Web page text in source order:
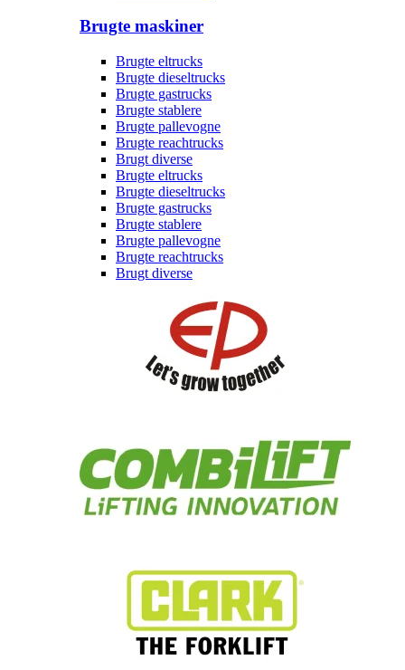
Brugte maskiner
Brugte eltrucks
Brugte dieseltrucks
Brugte gastrucks
Brugte stablere
Brugte pallevogne
Brugte reachtrucks
Brugt diverse
Brugte eltrucks
Brugte dieseltrucks
Brugte gastrucks
Brugte stablere
Brugte pallevogne
Brugte reachtrucks
Brugt diverse